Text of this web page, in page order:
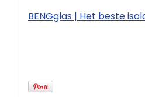
BENGglas | Het beste